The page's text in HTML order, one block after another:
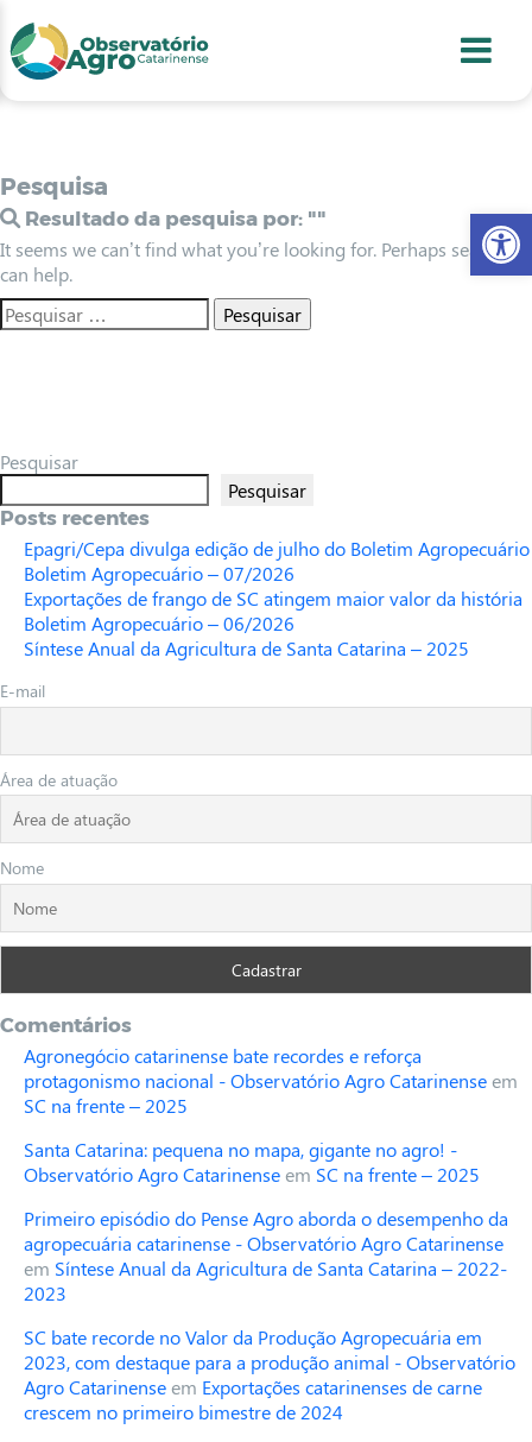
2
3
4
Pesquisa
Resultado da pesquisa por: ""
It seems we can’t find what you’re looking for. Perhaps searching
can help.
Pesquisar
Pesquisar
Posts recentes
Epagri/Cepa divulga edição de julho do Boletim Agropecuário
Boletim Agropecuário – 07/2026
Exportações de frango de SC atingem maior valor da história
Boletim Agropecuário – 06/2026
Síntese Anual da Agricultura de Santa Catarina – 2025
E-mail
Área de atuação
Nome
Comentários
Agronegócio catarinense bate recordes e reforça
protagonismo nacional - Observatório Agro Catarinenseem
SC na frente – 2025
Santa Catarina: pequena no mapa, gigante no agro! -
Observatório Agro Catarinenseem SC na frente – 2025
Primeiro episódio do Pense Agro aborda o desempenho da
agropecuária catarinense - Observatório Agro Catarinense
em Síntese Anual da Agricultura de Santa Catarina – 2022-
2023
SC bate recorde no Valor da Produção Agropecuária em
2023, com destaque para a produção animal - Observatório
Agro Catarinenseem Exportações catarinenses de carne
crescem no primeiro bimestre de 2024